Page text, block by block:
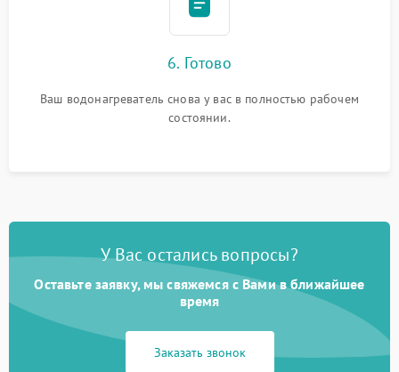
6. Готово
Ваш водонагреватель снова у вас в полностью рабочем
состоянии.
У Вас остались вопросы?
Оставьте заявку, мы свяжемся с Вами в ближайшее
время
Заказать звонок